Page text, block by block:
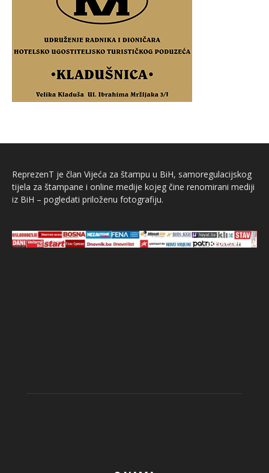
ReprezenT je član Vijeća za štampu u BiH, samoregulacijskog
tijela za štampane i online medije kojeg čine renomirani mediji
iz BiH – pogledati priloženu fotografiju.